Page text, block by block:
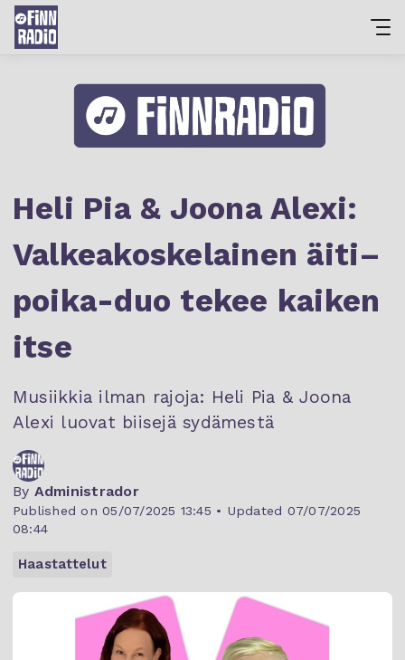
Heli Pia & Joona Alexi:
Valkeakoskelainen äiti–
poika-duo tekee kaiken
itse
Musiikkia ilman rajoja: Heli Pia & Joona
Alexi luovat biisejä sydämestä
By Administrador
Published on 05/07/2025 13:45 • Updated 07/07/2025
08:44
Haastattelut